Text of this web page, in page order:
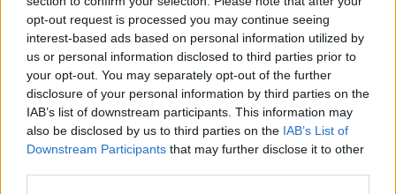
opt-out request is processed you may continue seeing
interest-based ads based on personal information utilized by
us or personal information disclosed to third parties prior to
your opt-out. You may separately opt-out of the further
disclosure of your personal information by third parties on the
IAB’s list of downstream participants. This information may
also be disclosed by us to third parties on the IAB’s List of
Downstream Participants that may further disclose it to other